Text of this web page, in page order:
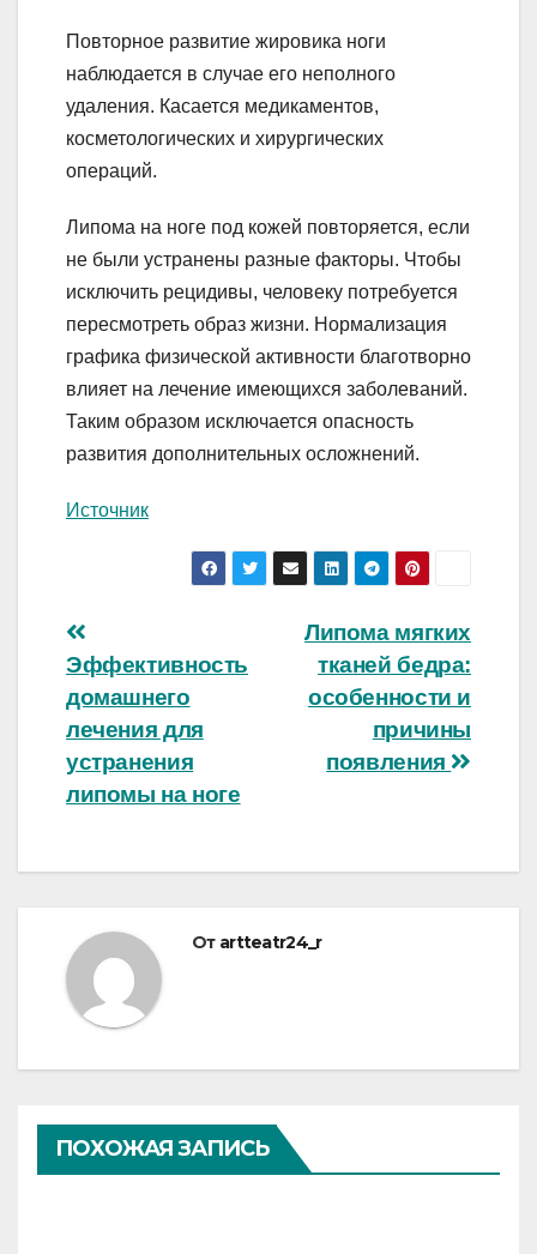
Повторное развитие жировика ноги
наблюдается в случае его неполного
удаления. Касается медикаментов,
косметологических и хирургических
операций.
Липома на ноге под кожей повторяется, если
не были устранены разные факторы. Чтобы
исключить рецидивы, человеку потребуется
пересмотреть образ жизни. Нормализация
графика физической активности благотворно
влияет на лечение имеющихся заболеваний.
Таким образом исключается опасность
развития дополнительных осложнений.
Источник
Навигация
по
записям
Липома мягких
тканей бедра:
особенности и
причины
появления
Эффективность
домашнего
лечения для
устранения
липомы на ноге
От artteatr24_r
ПОХОЖАЯ ЗАПИСЬ